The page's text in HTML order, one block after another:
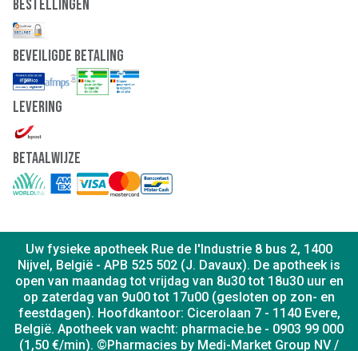
Bestellingen
Beveiligde Betaling
Levering
Betaalwijze
Uw fysieke apotheek Rue de l'Industrie 8 bus 2, 1400
Nijvel, België - APB 525 502 (J. Davaux). De apotheek is
open van maandag tot vrijdag van 8u30 tot 18u30 uur en
op zaterdag van 9u00 tot 17u00 (gesloten op zon- en
feestdagen). Hoofdkantoor: Cicerolaan 7 - 1140 Evere,
België. Apotheek van wacht: pharmacie.be - 0903 99 000
(1,50 €/min). ©Pharmacies by Medi-Market Group NV /